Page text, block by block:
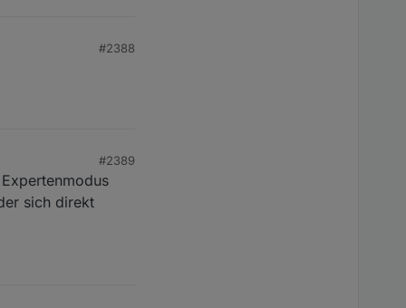
#2388
#2389
sich direkt